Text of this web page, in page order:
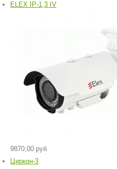
ELEX IP-1,3 IV
9870,00 руб
Циркон-3